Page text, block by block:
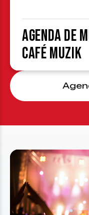
Agenda de
Café Muzik